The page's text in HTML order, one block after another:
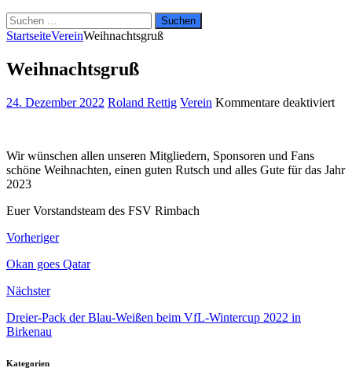
Suchen
nach:
StartseiteVereinWeihnachtsgruß
Weihnachtsgruß
24. Dezember 2022 Roland Rettig Verein Kommentare deaktiviertfür
Wir wünschen allen unseren Mitgliedern, Sponsoren und Fans
schöne Weihnachten, einen guten Rutsch und alles Gute für das Jahr
2023
Euer Vorstandsteam des FSV Rimbach
Vorheriger
Okan goes Qatar
Nächster
Dreier-Pack der Blau-Weißen beim VfL-Wintercup 2022 in
Birkenau
Kategorien